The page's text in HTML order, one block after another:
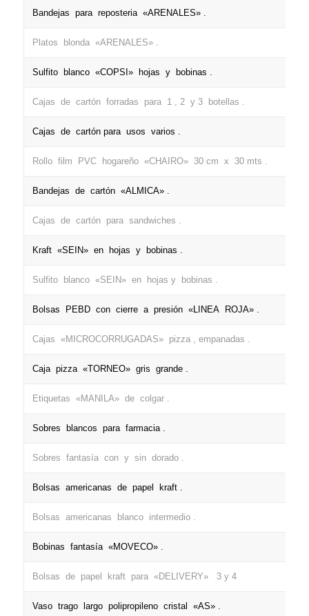
Bandejas para reposteria «ARENALES» .
Platos blonda «ARENALES» .
Sulfito blanco «COPSI» hojas y bobinas .
Cajas de cartón forradas para 1 , 2 y 3 botellas .
Cajas de cartón para usos varios .
Rollo film PVC hogareño «CHAIRO» 30 cm x 30 mts .
Bandejas de cartón «ALMICA» .
Cajas de cartón para sandwiches .
Kraft «SEIN» en hojas y bobinas .
Sulfito blanco «SEIN» en hojas y bobinas .
Bolsas PEBD con cierre a presión «LINEA ROJA» .
Cajas «MICROCORRUGADAS» pizza , empanadas .
Caja pizza «TORNEO» gris grande .
Etiquetas «MANILA» de colgar .
Sobres blancos para farmacia .
Sobres fantasía con y sin dorado .
Bolsas americanas de papel kraft .
Bolsas americanas blanco intermedio .
Bobinas fantasía «MOVECO» .
Bolsas de papel kraft para «DELIVERY» 3 y 4
Vaso trago largo polipropileno cristal «AS» .